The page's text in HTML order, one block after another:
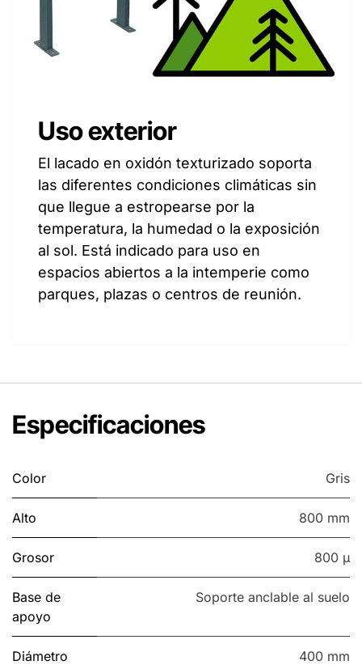
Uso exterior
El lacado en oxidón texturizado soporta
las diferentes condiciones climáticas sin
que llegue a estropearse por la
temperatura, la humedad o la exposición
al sol. Está indicado para uso en
espacios abiertos a la intemperie como
parques, plazas o centros de reunión.
Especificaciones
Color Gris
Alto 800 mm
Grosor 800 µ
Base de
apoyo
Soporte anclable al suelo
Diámetro 400 mm